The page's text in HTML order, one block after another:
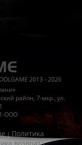
игры для
с нашей
наша поддержка
2013 - 2026
район, 7-мкр., ул.
ООО
| Политика
возврата